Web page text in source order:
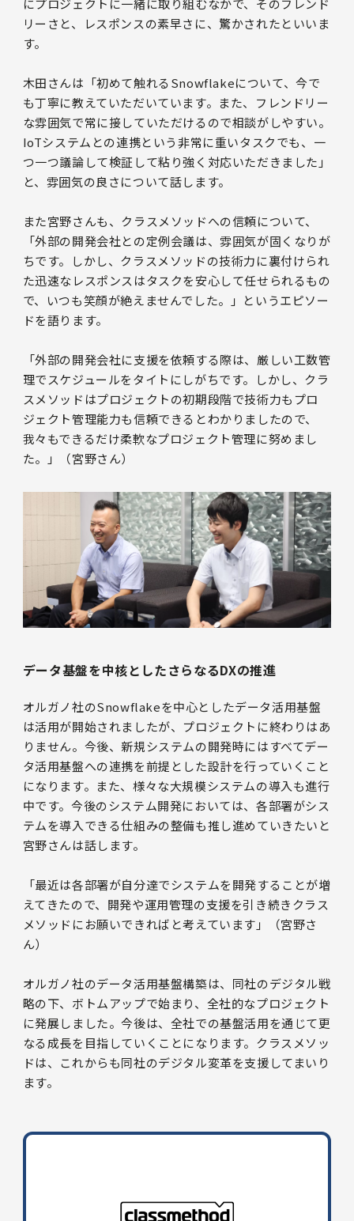
にプロジェクトに一緒に取り組むなかで、そのフレンド
リーさと、レスポンスの素早さに、驚かされたといいま
す。
木田さんは「初めて触れるSnowflakeについて、今で
も丁寧に教えていただいています。また、フレンドリー
な雰囲気で常に接していただけるので相談がしやすい。
IoTシステムとの連携という非常に重いタスクでも、一
つ一つ議論して検証して粘り強く対応いただきました」
と、雰囲気の良さについて話します。
また宮野さんも、クラスメソッドへの信頼について、
「外部の開発会社との定例会議は、雰囲気が固くなりが
ちです。しかし、クラスメソッドの技術力に裏付けられ
た迅速なレスポンスはタスクを安心して任せられるもの
で、いつも笑顔が絶えませんでした。」というエピソー
ドを語ります。
「外部の開発会社に支援を依頼する際は、厳しい工数管
理でスケジュールをタイトにしがちです。しかし、クラ
スメソッドはプロジェクトの初期段階で技術力もプロ
ジェクト管理能力も信頼できるとわかりましたので、
我々もできるだけ柔軟なプロジェクト管理に努めまし
た。」（宮野さん）
データ基盤を中核としたさらなるDXの推進
オルガノ社のSnowflakeを中心としたデータ活用基盤
は活用が開始されましたが、プロジェクトに終わりはあ
りません。今後、新規システムの開発時にはすべてデー
タ活用基盤への連携を前提とした設計を行っていくこと
になります。また、様々な大規模システムの導入も進行
中です。今後のシステム開発においては、各部署がシス
テムを導入できる仕組みの整備も推し進めていきたいと
宮野さんは話します。
「最近は各部署が自分達でシステムを開発することが増
えてきたので、開発や運用管理の支援を引き続きクラス
メソッドにお願いできればと考えています」（宮野さ
ん）
オルガノ社のデータ活用基盤構築は、同社のデジタル戦
略の下、ボトムアップで始まり、全社的なプロジェクト
に発展しました。今後は、全社での基盤活用を通じて更
なる成長を目指していくことになります。クラスメソッ
ドは、これからも同社のデジタル変革を支援してまいり
ます。